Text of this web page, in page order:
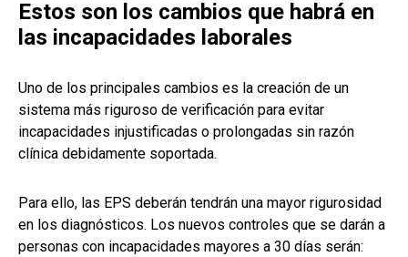
Estos son los cambios que habrá en
las incapacidades laborales
Uno de los principales cambios es la creación de un
sistema más riguroso de verificación para evitar
incapacidades injustificadas o prolongadas sin razón
clínica debidamente soportada.
Para ello, las EPS deberán tendrán una mayor rigurosidad
en los diagnósticos. Los nuevos controles que se darán a
personas con incapacidades mayores a 30 días serán: